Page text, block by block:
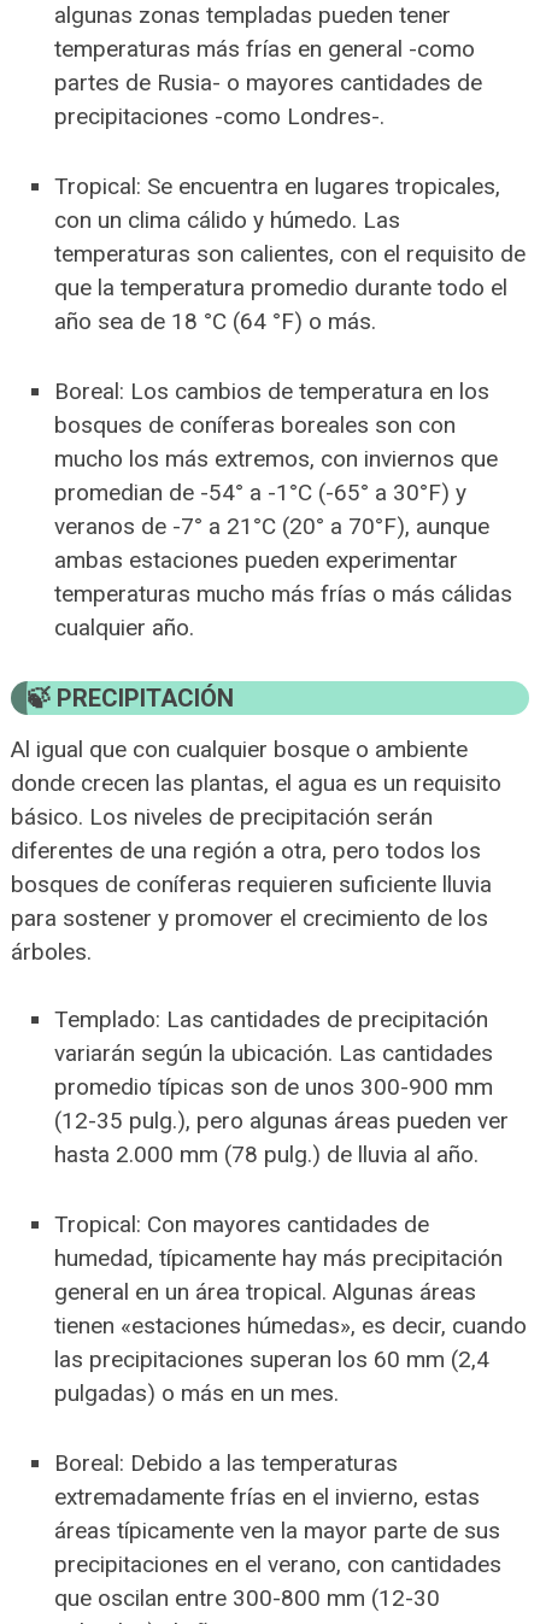
algunas zonas templadas pueden tener
temperaturas más frías en general -como
partes de Rusia- o mayores cantidades de
precipitaciones -como Londres-.
Tropical: Se encuentra en lugares tropicales,
con un clima cálido y húmedo. Las
temperaturas son calientes, con el requisito de
que la temperatura promedio durante todo el
año sea de 18 °C (64 °F) o más.
Boreal: Los cambios de temperatura en los
bosques de coníferas boreales son con
mucho los más extremos, con inviernos que
promedian de -54° a -1°C (-65° a 30°F) y
veranos de -7° a 21°C (20° a 70°F), aunque
ambas estaciones pueden experimentar
temperaturas mucho más frías o más cálidas
cualquier año.
PRECIPITACIÓN
Al igual que con cualquier bosque o ambiente
donde crecen las plantas, el agua es un requisito
básico. Los niveles de precipitación serán
diferentes de una región a otra, pero todos los
bosques de coníferas requieren suficiente lluvia
para sostener y promover el crecimiento de los
árboles.
Templado: Las cantidades de precipitación
variarán según la ubicación. Las cantidades
promedio típicas son de unos 300-900 mm
(12-35 pulg.), pero algunas áreas pueden ver
hasta 2.000 mm (78 pulg.) de lluvia al año.
Tropical: Con mayores cantidades de
humedad, típicamente hay más precipitación
general en un área tropical. Algunas áreas
tienen «estaciones húmedas», es decir, cuando
las precipitaciones superan los 60 mm (2,4
pulgadas) o más en un mes.
Boreal: Debido a las temperaturas
extremadamente frías en el invierno, estas
áreas típicamente ven la mayor parte de sus
precipitaciones en el verano, con cantidades
que oscilan entre 300-800 mm (12-30